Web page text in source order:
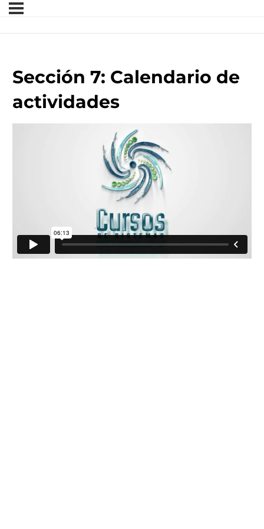
Sección 7: Calendario de
actividades